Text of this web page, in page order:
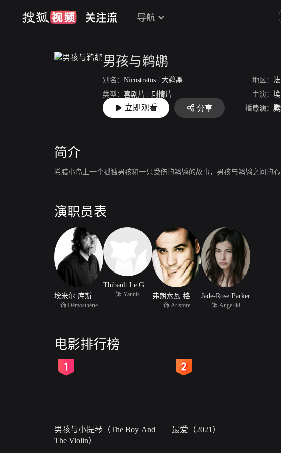
导航
男孩与鹈鹕
别名： Nicostratos / 大鹈鹕 地区：
类型： 喜剧片 / 剧情片 主演：
上映： 2011-06-29 导演：
立即观看 分享 播放源：
简介
希腊小岛上一个孤独男孩和一只受伤的鹈鹕的故事，男孩与鹈鹕之间的
演职员表
饰 Démosthène
Thibault Le Guellec
饰 Yannis
饰 Aristote
Jade-Rose Parker
饰 Angeliki
电影排行榜
男孩与小提琴（The Boy And
The Violin）
最爱（2021）